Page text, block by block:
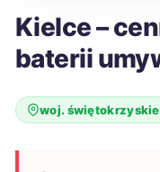
Kielce –
baterii
woj. świętokrzyskie